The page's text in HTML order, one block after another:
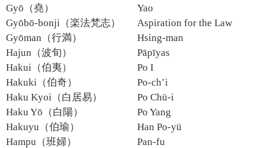
Gyō（堯）
Yao
Gyōbō-bonji（楽法梵志）
Aspiration for the Law
Gyōman（行満）
Hsing-man
Hajun（波旬）
Pāpīyas
Hakui（伯夷）
Po I
Hakuki（伯奇）
Po-ch’i
Haku Kyoi（白居易）
Po Chü-i
Haku Yō（白陽）
Po Yang
Hakuyu（伯瑜）
Han Po-yü
Hampu（班婦）
Pan-fu